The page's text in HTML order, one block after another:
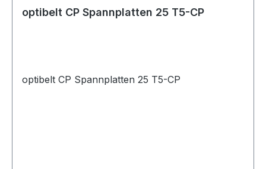
optibelt CP Spannplatten 25 T5-CP
optibelt CP Spannplatten 25 T5-CP